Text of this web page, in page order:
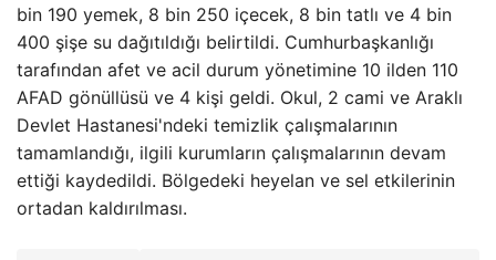
bin 190 yemek, 8 bin 250 içecek, 8 bin tatlı ve 4 bin
400 şişe su dağıtıldığı belirtildi. Cumhurbaşkanlığı
tarafından afet ve acil durum yönetimine 10 ilden 110
AFAD gönüllüsü ve 4 kişi geldi. Okul, 2 cami ve Araklı
Devlet Hastanesi'ndeki temizlik çalışmalarının
tamamlandığı, ilgili kurumların çalışmalarının devam
ettiği kaydedildi. Bölgedeki heyelan ve sel etkilerinin
ortadan kaldırılması.